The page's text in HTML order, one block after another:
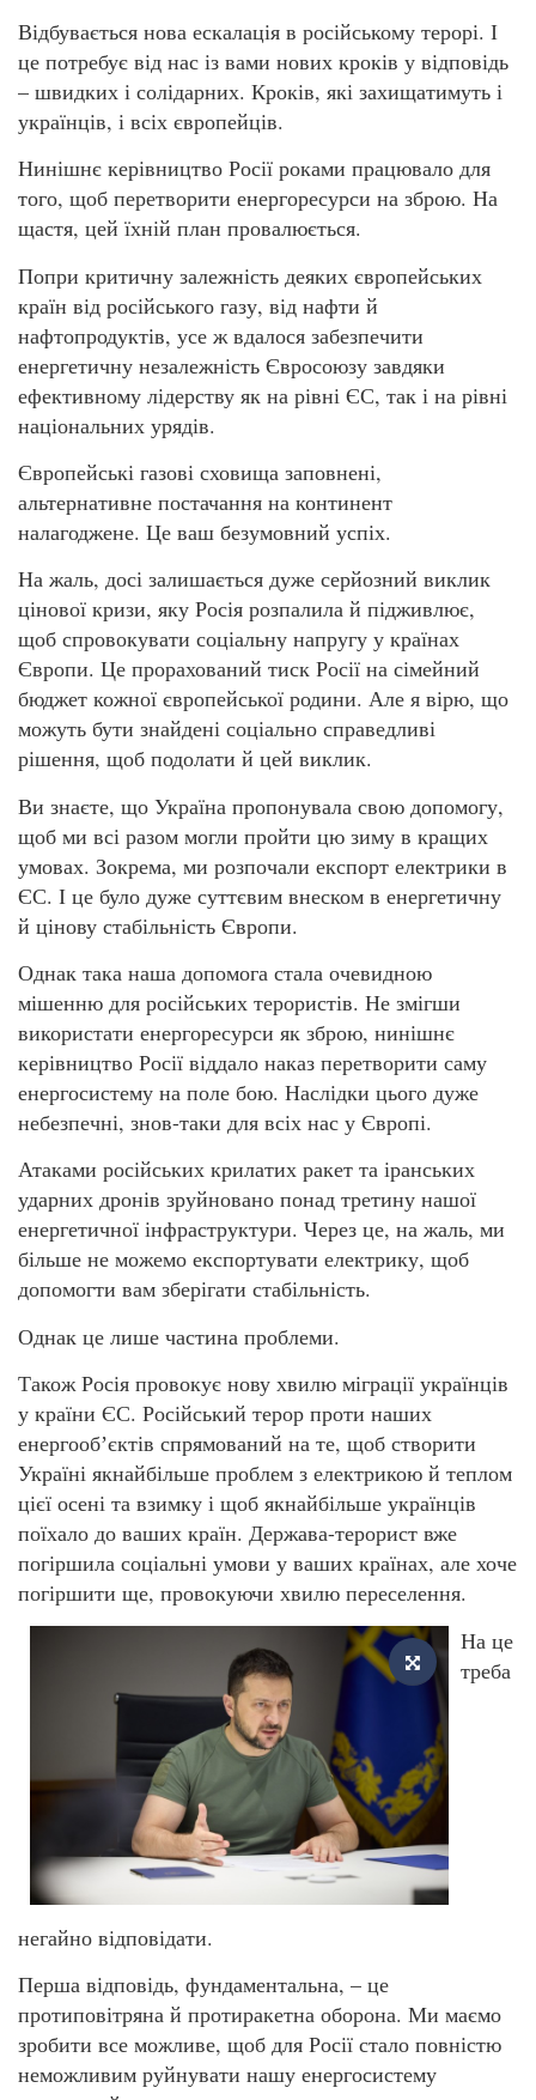
Відбувається нова ескалація в російському терорі. І
це потребує від нас із вами нових кроків у відповідь
– швидких і солідарних. Кроків, які захищатимуть і
українців, і всіх європейців.
Нинішнє керівництво Росії роками працювало для
того, щоб перетворити енергоресурси на зброю. На
щастя, цей їхній план провалюється.
Попри критичну залежність деяких європейських
країн від російського газу, від нафти й
нафтопродуктів, усе ж вдалося забезпечити
енергетичну незалежність Євросоюзу завдяки
ефективному лідерству як на рівні ЄС, так і на рівні
національних урядів.
Європейські газові сховища заповнені,
альтернативне постачання на континент
налагоджене. Це ваш безумовний успіх.
На жаль, досі залишається дуже серйозний виклик
цінової кризи, яку Росія розпалила й підживлює,
щоб спровокувати соціальну напругу у країнах
Європи. Це прорахований тиск Росії на сімейний
бюджет кожної європейської родини. Але я вірю, що
можуть бути знайдені соціально справедливі
рішення, щоб подолати й цей виклик.
Ви знаєте, що Україна пропонувала свою допомогу,
щоб ми всі разом могли пройти цю зиму в кращих
умовах. Зокрема, ми розпочали експорт електрики в
ЄС. І це було дуже суттєвим внеском в енергетичну
й цінову стабільність Європи.
Однак така наша допомога стала очевидною
мішенню для російських терористів. Не змігши
використати енергоресурси як зброю, нинішнє
керівництво Росії віддало наказ перетворити саму
енергосистему на поле бою. Наслідки цього дуже
небезпечні, знов-таки для всіх нас у Європі.
Атаками російських крилатих ракет та іранських
ударних дронів зруйновано понад третину нашої
енергетичної інфраструктури. Через це, на жаль, ми
більше не можемо експортувати електрику, щоб
допомогти вам зберігати стабільність.
Однак це лише частина проблеми.
Також Росія провокує нову хвилю міграції українців
у країни ЄС. Російський терор проти наших
енергообʼєктів спрямований на те, щоб створити
Україні якнайбільше проблем з електрикою й теплом
цієї осені та взимку і щоб якнайбільше українців
поїхало до ваших країн. Держава-терорист вже
погіршила соціальні умови у ваших країнах, але хоче
погіршити ще, провокуючи хвилю переселення.
На це
треба
негайно відповідати.
Перша відповідь, фундаментальна, – це
протиповітряна й протиракетна оборона. Ми маємо
зробити все можливе, щоб для Росії стало повністю
неможливим руйнувати нашу енергосистему